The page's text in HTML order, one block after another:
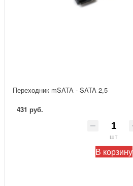
Переходник mSATA - SATA 2,5
431 руб.
шт
В корзину